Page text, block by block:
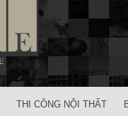
THI CÔNG NỘI THẤT